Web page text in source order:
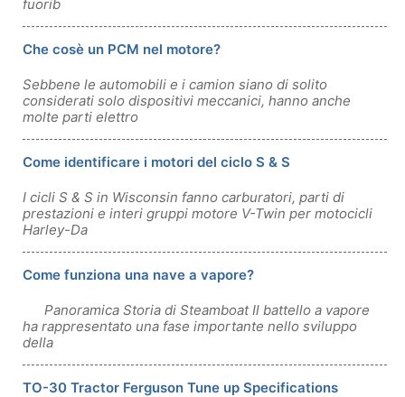
fuorib
Che cosè un PCM nel motore?
Sebbene le automobili e i camion siano di solito
considerati solo dispositivi meccanici, hanno anche
molte parti elettro
Come identificare i motori del ciclo S & S
I cicli S & S in Wisconsin fanno carburatori, parti di
prestazioni e interi gruppi motore V-Twin per motocicli
Harley-Da
Come funziona una nave a vapore?
Panoramica Storia di Steamboat Il battello a vapore
ha rappresentato una fase importante nello sviluppo
della
TO-30 Tractor Ferguson Tune up Specifications